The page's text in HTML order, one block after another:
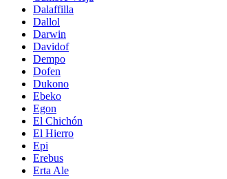
Dalaffilla
Dallol
Darwin
Davidof
Dempo
Dofen
Dukono
Ebeko
Egon
El Chichón
El Hierro
Epi
Erebus
Erta Ale